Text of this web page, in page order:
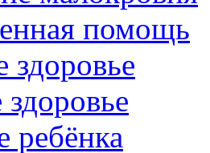
помощь
ребёнка